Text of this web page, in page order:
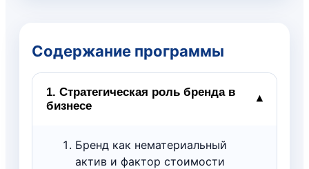
Содержание программы
1. Стратегическая роль бренда в
бизнесе
▾
Бренд как нематериальный
актив и фактор стоимости